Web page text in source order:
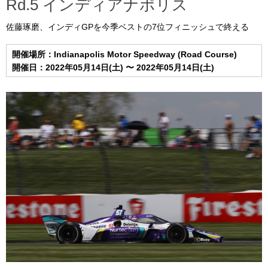
レース開催スケジュール
Rd.5 インディアナポリス
佐藤琢磨、インディGPを今季ベストの7位フィニッシュで終える
開催場所：Indianapolis Motor Speedway (Road Course)
開催日：2022年05月14日(土) 〜 2022年05月14日(土)